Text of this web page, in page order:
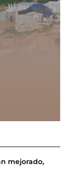
mejorado,